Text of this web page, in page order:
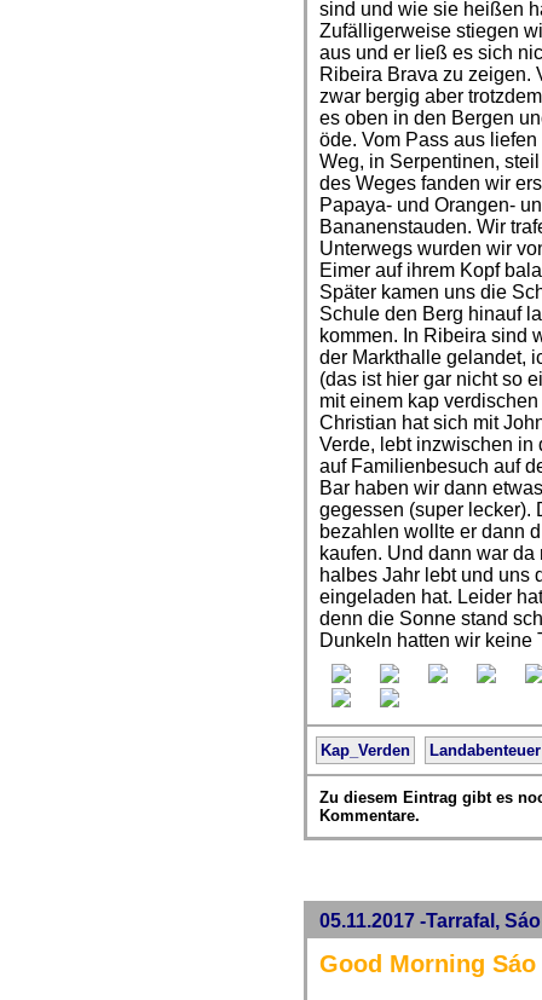
sind und wie sie heißen
Zufälligerweise stiegen
aus und er ließ es sich
Ribeira Brava zu zeigen.
zwar bergig aber
es oben in den Bergen
öde. Vom Pass aus
Weg, in Serpentinen,
des Weges fanden wir
Papaya- und Orangen-
Bananenstauden. Wir
Unterwegs wurden wir
Eimer auf ihrem Kopf
Später kamen uns die
Schule den Berg hinauf
kommen. In Ribeira sind
der Markthalle gelandet,
(das ist hier gar nicht so
mit einem kap
Christian hat sich mit
Verde, lebt inzwischen in
auf Familienbesuch auf
Bar haben wir dann
gegessen (super lecker).
bezahlen wollte er dann
kaufen. Und dann war
halbes Jahr lebt und uns
eingeladen hat. Leider
denn die Sonne stand
Dunkeln hatten wir keine
Kap_Verden Landabenteuer
Zu diesem Eintrag gibt es
Kommentare.
05.11.2017 -Tarrafal,
Good Morning